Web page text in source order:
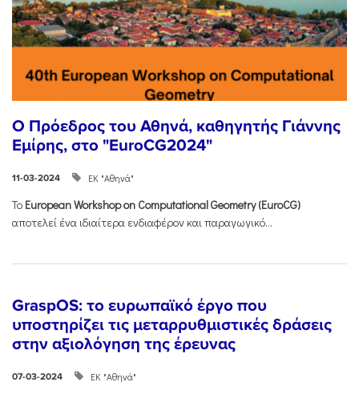
Ο Πρόεδρος του Αθηνά, καθηγητής Γιάννης
Εμίρης, στο "EuroCG2024"
11-03-2024 ΕΚ "Αθηνά"
Το EuropeanWorkshopon ComputationalGeometry (EuroCG)
αποτελεί ένα ιδιαίτερα ενδιαφέρον και παραγωγικό...
GraspOS: το ευρωπαϊκό έργο που
υποστηρίζει τις μεταρρυθμιστικές δράσεις
στην αξιολόγηση της έρευνας
07-03-2024 ΕΚ "Αθηνά"